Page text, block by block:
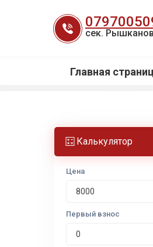
содержанию
сек.
Главная
Калькулятор
Цена
Первый взнос